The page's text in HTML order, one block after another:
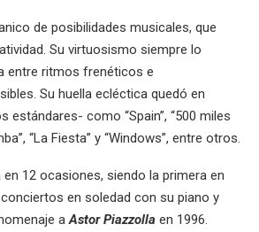
de posibilidades musicales, que
Su virtuosismo siempre lo
entre ritmos frenéticos e
Su huella ecléctica quedó en
estándares- como “Spain”, “500 miles
“La Fiesta” y “Windows”, entre otros.
12 ocasiones, siendo la primera en
en soledad con su piano y
aAstor Piazzolla en 1996.